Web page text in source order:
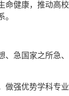
健康，推动高
急国家之所急
强优势学科专